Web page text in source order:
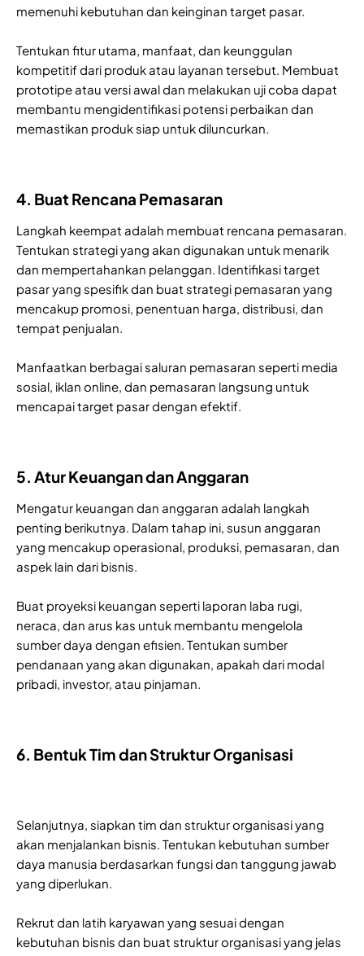
memenuhi kebutuhan dan keinginan target pasar.
Tentukan fitur utama, manfaat, dan keunggulan
kompetitif dari produk atau layanan tersebut. Membuat
prototipe atau versi awal dan melakukan uji coba dapat
membantu mengidentifikasi potensi perbaikan dan
memastikan produk siap untuk diluncurkan.
4. Buat Rencana Pemasaran
Langkah keempat adalah membuat rencana pemasaran.
Tentukan strategi yang akan digunakan untuk menarik
dan mempertahankan pelanggan. Identifikasi target
pasar yang spesifik dan buat strategi pemasaran yang
mencakup promosi, penentuan harga, distribusi, dan
tempat penjualan.
Manfaatkan berbagai saluran pemasaran seperti media
sosial, iklan online, dan pemasaran langsung untuk
mencapai target pasar dengan efektif.
5. Atur Keuangan dan Anggaran
Mengatur keuangan dan anggaran adalah langkah
penting berikutnya. Dalam tahap ini, susun anggaran
yang mencakup operasional, produksi, pemasaran, dan
aspek lain dari bisnis.
Buat proyeksi keuangan seperti laporan laba rugi,
neraca, dan arus kas untuk membantu mengelola
sumber daya dengan efisien. Tentukan sumber
pendanaan yang akan digunakan, apakah dari modal
pribadi, investor, atau pinjaman.
6. Bentuk Tim dan Struktur Organisasi
Selanjutnya, siapkan tim dan struktur organisasi yang
akan menjalankan bisnis. Tentukan kebutuhan sumber
daya manusia berdasarkan fungsi dan tanggung jawab
yang diperlukan.
Rekrut dan latih karyawan yang sesuai dengan
kebutuhan bisnis dan buat struktur organisasi yang jelas